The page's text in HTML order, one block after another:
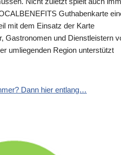
Guthabenkarte
mit dem Einsatz der Karte
Gastronomen und Dienstleistern
umliegenden Region unterstützt
Dann hier entlang…